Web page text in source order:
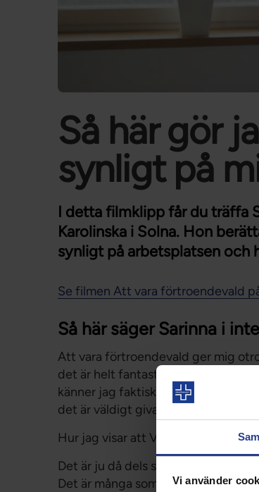
Vi använder
Så här gör
synligt på
I detta filmklipp får du träffa
Karolinska i Solna. Hon
synligt på arbetsplatsen och
Se filmen Att vara förtroendevald
Så här säger Sarinna i
Att vara förtroendevald ger mig
det är helt fantastiskt. Men
känner jag faktiskt att jag på riktigt
det är väldigt givande.
Hur jag visar att Vårdförbundet
Det är ju då dels som levande
Det är många som inte riktigt vet